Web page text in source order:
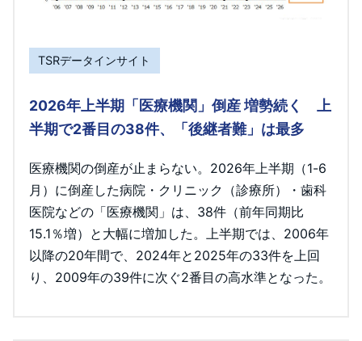
TSRデータインサイト
2026年上半期「医療機関」倒産 増勢続く 上
半期で2番目の38件、「後継者難」は最多
医療機関の倒産が止まらない。2026年上半期（1-6
月）に倒産した病院・クリニック（診療所）・歯科
医院などの「医療機関」は、38件（前年同期比
15.1％増）と大幅に増加した。上半期では、2006年
以降の20年間で、2024年と2025年の33件を上回
り、2009年の39件に次ぐ2番目の高水準となった。